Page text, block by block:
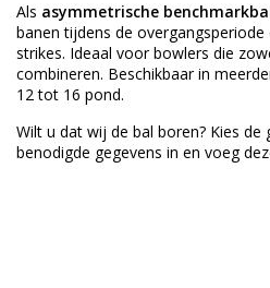
Als asymmetrische
banen tijdens de
strikes. Ideaal voor bowlers die
combineren. Beschikbaar in
12 tot 16 pond.
Wilt u dat wij de bal boren? Kies de
benodigde gegevens in en voeg